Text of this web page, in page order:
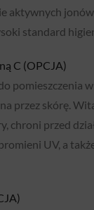
aktywnych
standard
C (OPCJA)
pomieszczenia
przez skórę.
chroni przed
UV, a